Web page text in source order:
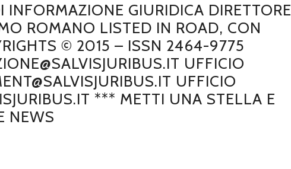
INFORMAZIONE GIURIDICA DIRETTORE
ROMANO LISTED IN ROAD, CON
© 2015 – ISSN 2464-9775
UFFICIO
UFFICIO
*** METTI UNA STELLA E
NEWS